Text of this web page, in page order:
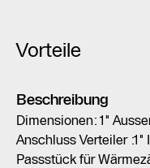
Vorteile
Beschreibung
Dimensionen: 1"
Anschluss Verteiler :1"
Passstück für